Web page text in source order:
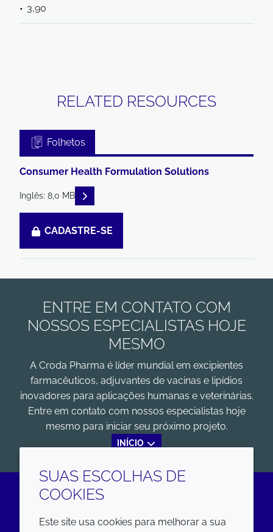
3,90
RELATED RESOURCES
Folhetos
Consumer Health Formulation Solutions
Inglês: 8,0 MB READ DESCRIPTIONS
CADASTRE-SE
ENTRE EM CONTATO COM
NOSSOS ESPECIALISTAS HOJE
MESMO
A Croda Pharma é líder mundial em excipientes
farmacêuticos, adjuvantes de vacinas e lipídios
inovadores para aplicações humanas e veterinárias.
Entre em contato com nossos especialistas hoje
mesmo para iniciar seu próximo projeto.
INÍCIO
LinkedIn
SUAS ESCOLHAS DE
COOKIES
Este site usa cookies para melhorar a sua